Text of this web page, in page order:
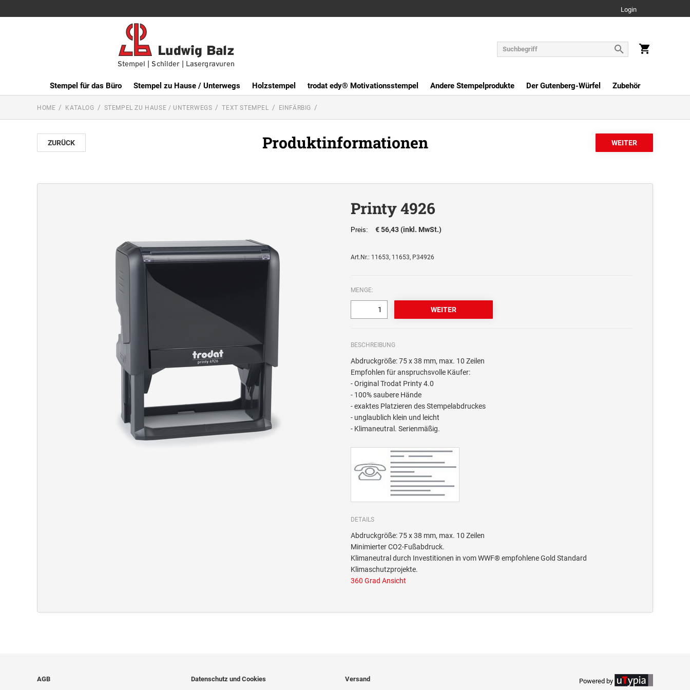
Login
Stempel für das Büro Stempel zu Hause / Unterwegs Holzstempel trodat edy® Motivationsstempel Andere Stempelprodukte Der Gutenberg-Würfel Zubehör
HOME KATALOG STEMPEL ZU HAUSE / UNTERWEGS TEXT STEMPEL EINFÄRBIG
ZURÜCK Produktinformationen
Printy 4926
Preis: € 56,43 (inkl. MwSt.)
Art.Nr.: 11653, 11653, P34926
MENGE:
BESCHREIBUNG
Abdruckgröße: 75 x 38 mm, max. 10 Zeilen
Empfohlen für anspruchsvolle Käufer:
- Original Trodat Printy 4.0
- 100% saubere Hände
- exaktes Platzieren des Stempelabdruckes
- unglaublich klein und leicht
- Klimaneutral. Serienmäßig.
DETAILS
Abdruckgröße: 75 x 38 mm, max. 10 Zeilen
Minimierter CO2-Fußabdruck.
Klimaneutral durch Investitionen in vom WWF® empfohlene Gold Standard
Klimaschutzprojekte.
360 Grad Ansicht
AGB Datenschutz und Cookies Versand Powered by